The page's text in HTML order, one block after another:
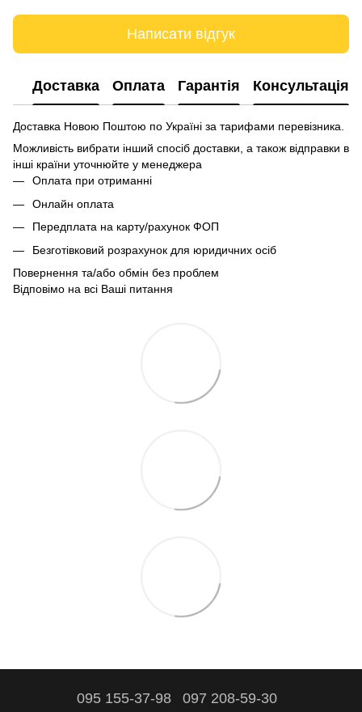
Написати відгук
Доставка Оплата Гарантія Консультація
Доставка Новою Поштою по Україні за тарифами перевізника.
Можливість вибрати інший спосіб доставки, а також відправки в
інші країни уточнюйте у менеджера
Оплата при отриманні
Онлайн оплата
Передплата на карту/рахунок ФОП
Безготівковий розрахунок для юридичних осіб
Повернення та/або обмін без проблем
Відповімо на всі Ваші питання
095 155-37-98 097 208-59-30